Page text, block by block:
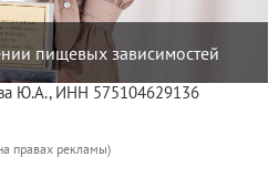
пищевых зависимостей
Ю.А., ИНН 575104629136
правах рекламы)